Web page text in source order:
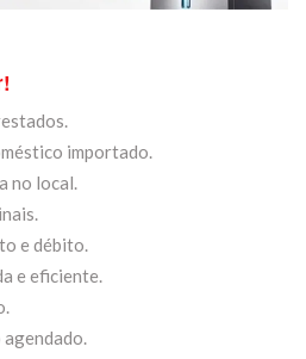
importado.
no local.
e débito.
e eficiente.